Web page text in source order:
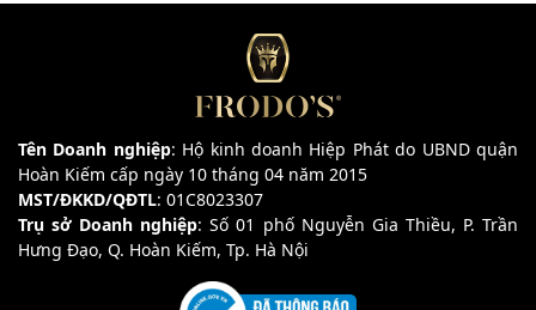
Tên Doanh nghiệp: Hộ kinh doanh Hiệp Phát do UBND quận
Hoàn Kiếm cấp ngày 10 tháng 04 năm 2015
MST/ĐKKD/QĐTL: 01C8023307
Trụ sở Doanh nghiệp: Số 01 phố Nguyễn Gia Thiều, P. Trần
Hưng Đạo, Q. Hoàn Kiếm, Tp. Hà Nội